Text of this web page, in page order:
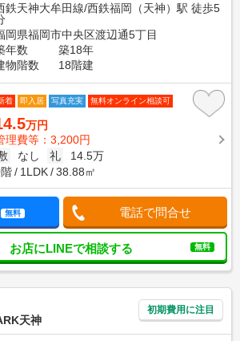
鉄天神大牟田線/西鉄福岡（天神）駅 徒歩5
岡県福岡市中央区渡辺通5丁目
年数
築18年
物階数
18階建
着 即入居 写真充実 無料オンライン相談可
万円
理費等：3,200円
なし 礼
14.5万
1LDK 38.88㎡
無料 電話で問合せ
お店にLINEで相談する 無料
天神
初期費用に注目